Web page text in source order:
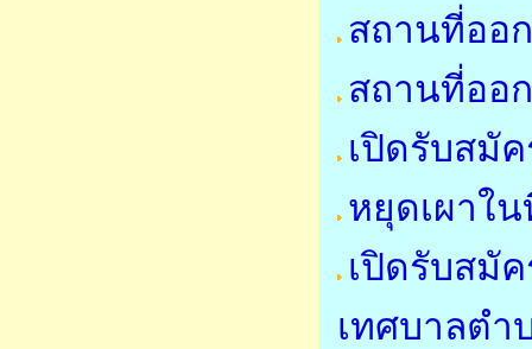
สถานที่ออ
สถานที่ออ
เปิดรับสมั
หยุดเผาใ
เปิดรับสมั
เทศบาลตำ